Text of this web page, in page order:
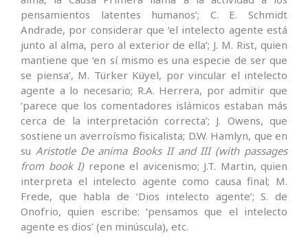
pensamientos latentes humanos’; C. E. Schmidt
Andrade, por considerar que ‘el intelecto agente está
junto al alma, pero al exterior de ella’; J. M. Rist, quien
mantiene que ‘en sí mismo es una especie de ser que
se piensa’, M. Türker Küyel, por vincular el intelecto
agente a lo necesario; R.A. Herrera, por admitir que
‘parece que los comentadores islámicos estaban más
cerca de la interpretación correcta’; J. Owens, que
sostiene un averroísmo fisicalista; D.W. Hamlyn, que en
su Aristotle De anima Books II and III (with passages
from book I) repone el avicenismo; J.T. Martin, quien
interpreta el intelecto agente como causa final; M.
Frede, que habla de ‘Dios intelecto agente’; S. de
Onofrio, quien escribe: ‘pensamos que el intelecto
agente es dios’ (en minúscula), etc.